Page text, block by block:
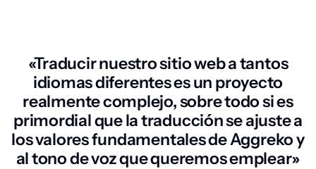
«Traducir nuestro sitio web a tantos
idiomas diferentes es un proyecto
realmente complejo, sobre todo si es
primordial que la traducción se ajuste a
los valores fundamentales de Aggreko y
al tono de voz que queremos emplear»